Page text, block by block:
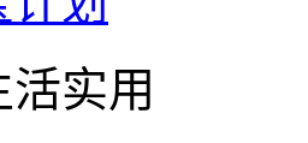
活实用